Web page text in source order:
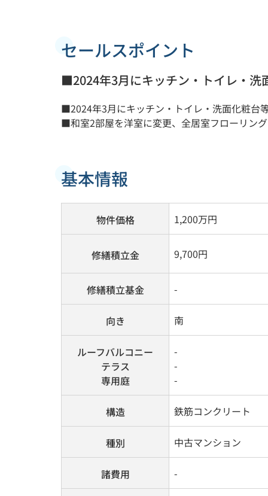
セールスポイント
■2024年3月にキッチン・トイレ・洗
■2024年3月にキッチン・トイレ・洗面化粧台
■和室2部屋を洋室に変更、全居室フローリン
基本情報
物件価格 1,200万円
修繕積立金 9,700円
修繕積立基金 -
向き 南
ルーフバルコニー
テラス
専用庭
-
-
-
構造 鉄筋コンクリート
種別 中古マンション
諸費用 -